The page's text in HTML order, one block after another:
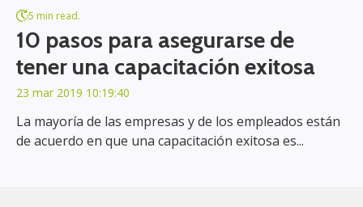
5 min read.
10 pasos para asegurarse de
tener una capacitación exitosa
23 mar 2019 10:19:40
La mayoría de las empresas y de los empleados están
de acuerdo en que una capacitación exitosa es...